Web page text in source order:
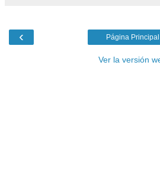
‹ Página Principal
Ver la versión